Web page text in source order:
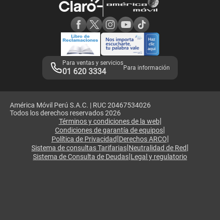
Adquirientes iPhone 6, 6S y SE
Mensaje de Seguridad
Términos y Condiciones de Tienda Claro
Libro de Reclamaciones
Legales de marketplace
Para ventas y servicios
01 620 3334 Para información
América Móvil Perú S.A.C. | RUC 20467534026
Todos los derechos reservados 2026
Términos y condiciones de la web|
Condiciones de garantía de equipos|
Política de Privacidad|Derechos ARCO|
Sistema de consultas Tarifarias|Neutralidad de Red|
Sistema de Consulta de Deudas|Legal y regulatorio